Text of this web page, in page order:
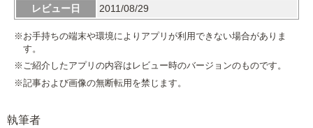
レビュー日
2011/08/29
※お手持ちの端末や環境によりアプリが利用できない場合がありま
す。
※ご紹介したアプリの内容はレビュー時のバージョンのものです。
※記事および画像の無断転用を禁じます。
執筆者